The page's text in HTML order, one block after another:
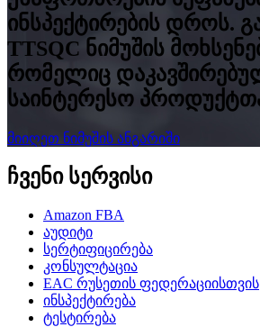
ინსპექტირების დროს.
TTSQC ნიმუშის
რომელიც
საინტერესო
მიიღეთ ნიმუშის ანგარიში
ჩვენი სერვისი
Amazon FBA
აუდიტი
სერტიფიცირება
კონსულტაცია
EAC რუსეთის ფედერაციისთვის
ინსპექტირება
ტესტირება